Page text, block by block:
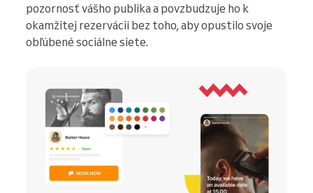
pozornosť vášho publika a povzbudzuje ho k
okamžitej rezervácii bez toho, aby opustilo svoje
obľúbené sociálne siete.